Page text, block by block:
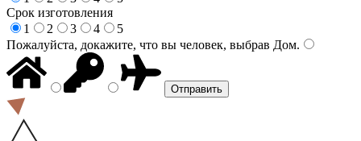
Срок изготовления
1
2 3 4
5
Пожалуйста, докажите, что вы человек, выбрав Дом.